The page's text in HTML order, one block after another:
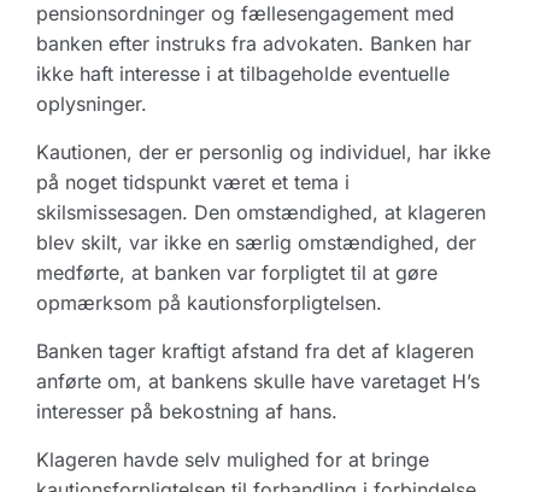
pensionsordninger og fællesengagement med
banken efter instruks fra advokaten. Banken har
ikke haft interesse i at tilbageholde eventuelle
oplysninger.
Kautionen, der er personlig og individuel, har ikke
på noget tidspunkt været et tema i
skilsmissesagen. Den omstændighed, at klageren
blev skilt, var ikke en særlig omstændighed, der
medførte, at banken var forpligtet til at gøre
opmærksom på kautionsforpligtelsen.
Banken tager kraftigt afstand fra det af klageren
anførte om, at bankens skulle have varetaget H’s
interesser på bekostning af hans.
Klageren havde selv mulighed for at bringe